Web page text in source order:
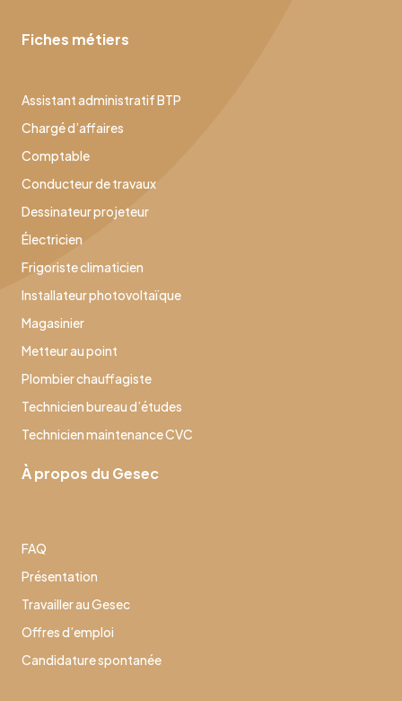
Fiches métiers
Assistant administratif BTP
Chargé d’affaires
Comptable
Conducteur de travaux
Dessinateur projeteur
Électricien
Frigoriste climaticien
Installateur photovoltaïque
Magasinier
Metteur au point
Plombier chauffagiste
Technicien bureau d’études
Technicien maintenance CVC
À propos du Gesec
FAQ
Présentation
Travailler au Gesec
Offres d’emploi
Candidature spontanée